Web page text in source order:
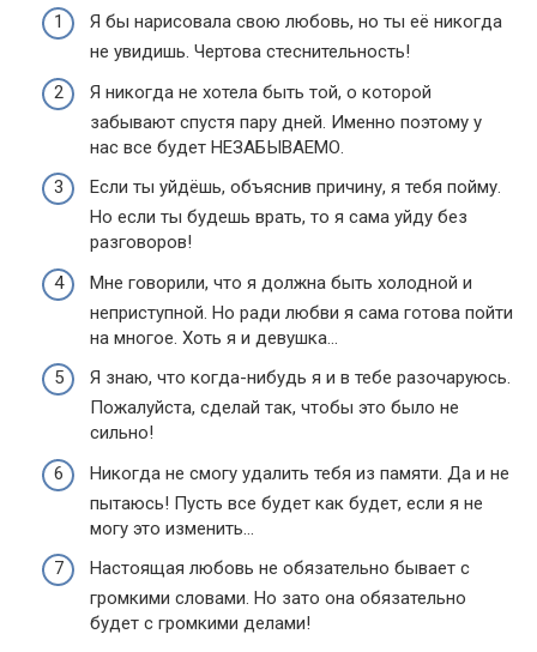
Я бы нарисовала свою любовь, но ты её никогда
не увидишь. Чертова стеснительность!
Я никогда не хотела быть той, о которой
забывают спустя пару дней. Именно поэтому у
нас все будет НЕЗАБЫВАЕМО.
Если ты уйдёшь, объяснив причину, я тебя пойму.
Но если ты будешь врать, то я сама уйду без
разговоров!
Мне говорили, что я должна быть холодной и
неприступной. Но ради любви я сама готова пойти
на многое. Хоть я и девушка…
Я знаю, что когда-нибудь я и в тебе разочаруюсь.
Пожалуйста, сделай так, чтобы это было не
сильно!
Никогда не смогу удалить тебя из памяти. Да и не
пытаюсь! Пусть все будет как будет, если я не
могу это изменить…
Настоящая любовь не обязательно бывает с
громкими словами. Но зато она обязательно
будет с громкими делами!